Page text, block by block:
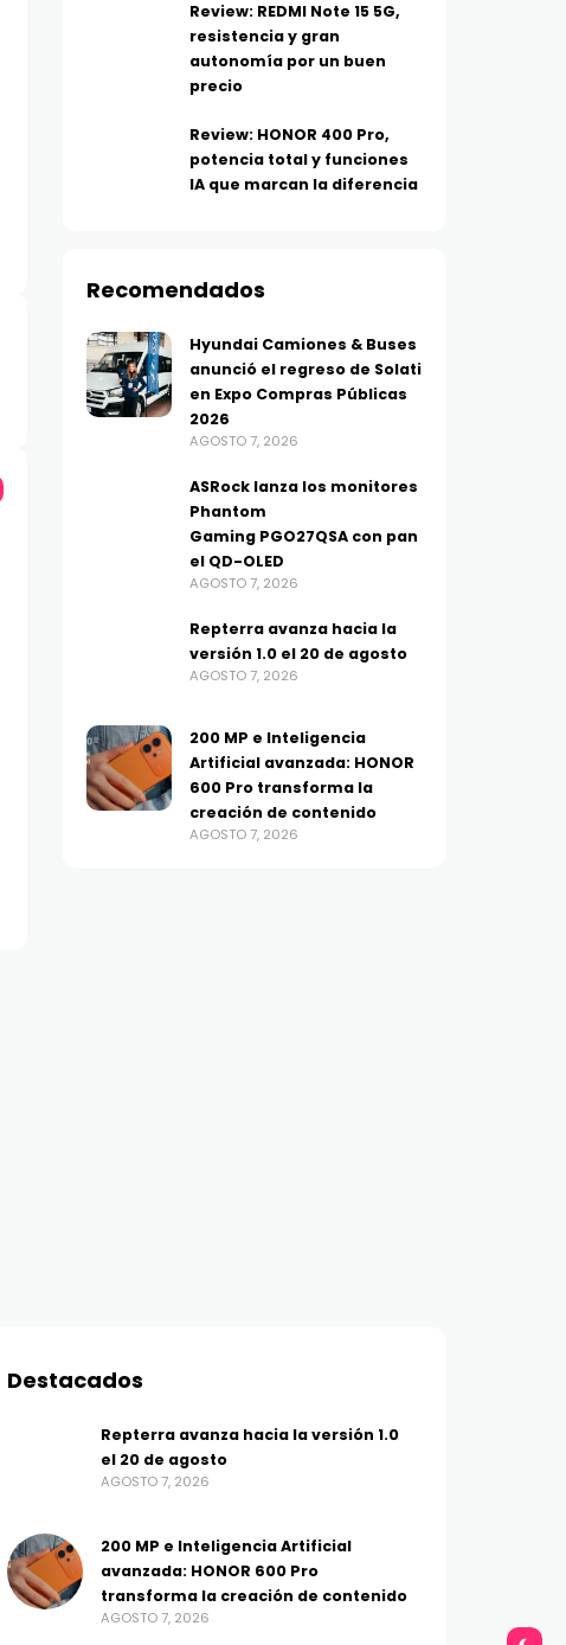
TELEFONÍA
200 MP e Inteligencia
Artificial avanzada:
RETAIL
La próxima etapa de
pagos instantáneos
Review: REDMI Note 15 5G,
resistencia y gran
autonomía por un buen
precio
Review: HONOR 400 Pro,
potencia total y funciones
IA que marcan la diferencia
Recomendados
Hyundai Camiones & Buses
anunció el regreso de Solati
en Expo Compras Públicas
2026
AGOSTO 7, 2026
ASRock lanza los monitores
Phantom
Gaming PGO27QSA con pan
el QD-OLED
AGOSTO 7, 2026
Repterra avanza hacia la
versión 1.0 el 20 de agosto
AGOSTO 7, 2026
200 MP e Inteligencia
Artificial avanzada: HONOR
600 Pro transforma la
creación de contenido
AGOSTO 7, 2026
Destacados
Repterra avanza hacia la versión 1.0
el 20 de agosto
AGOSTO 7, 2026
200 MP e Inteligencia Artificial
avanzada: HONOR 600 Pro
transforma la creación de contenido
AGOSTO 7, 2026